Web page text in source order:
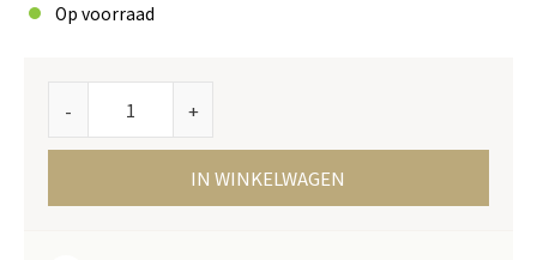
Op voorraad
- +
IN WINKELWAGEN